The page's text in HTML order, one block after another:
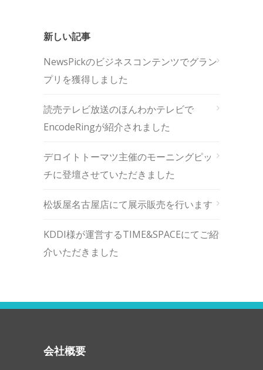
新しい記事
NewsPickのビジネスコンテンツでグラン
プリを獲得しました
読売テレビ放送のほんわかテレビで
EncodeRingが紹介されました
デロイトトーマツ主催のモーニングピッ
チに登壇させていただきました
松坂屋名古屋店にて展示販売を行います
KDDI様が運営するTIME&SPACEにてご紹
介いただきました
会社概要